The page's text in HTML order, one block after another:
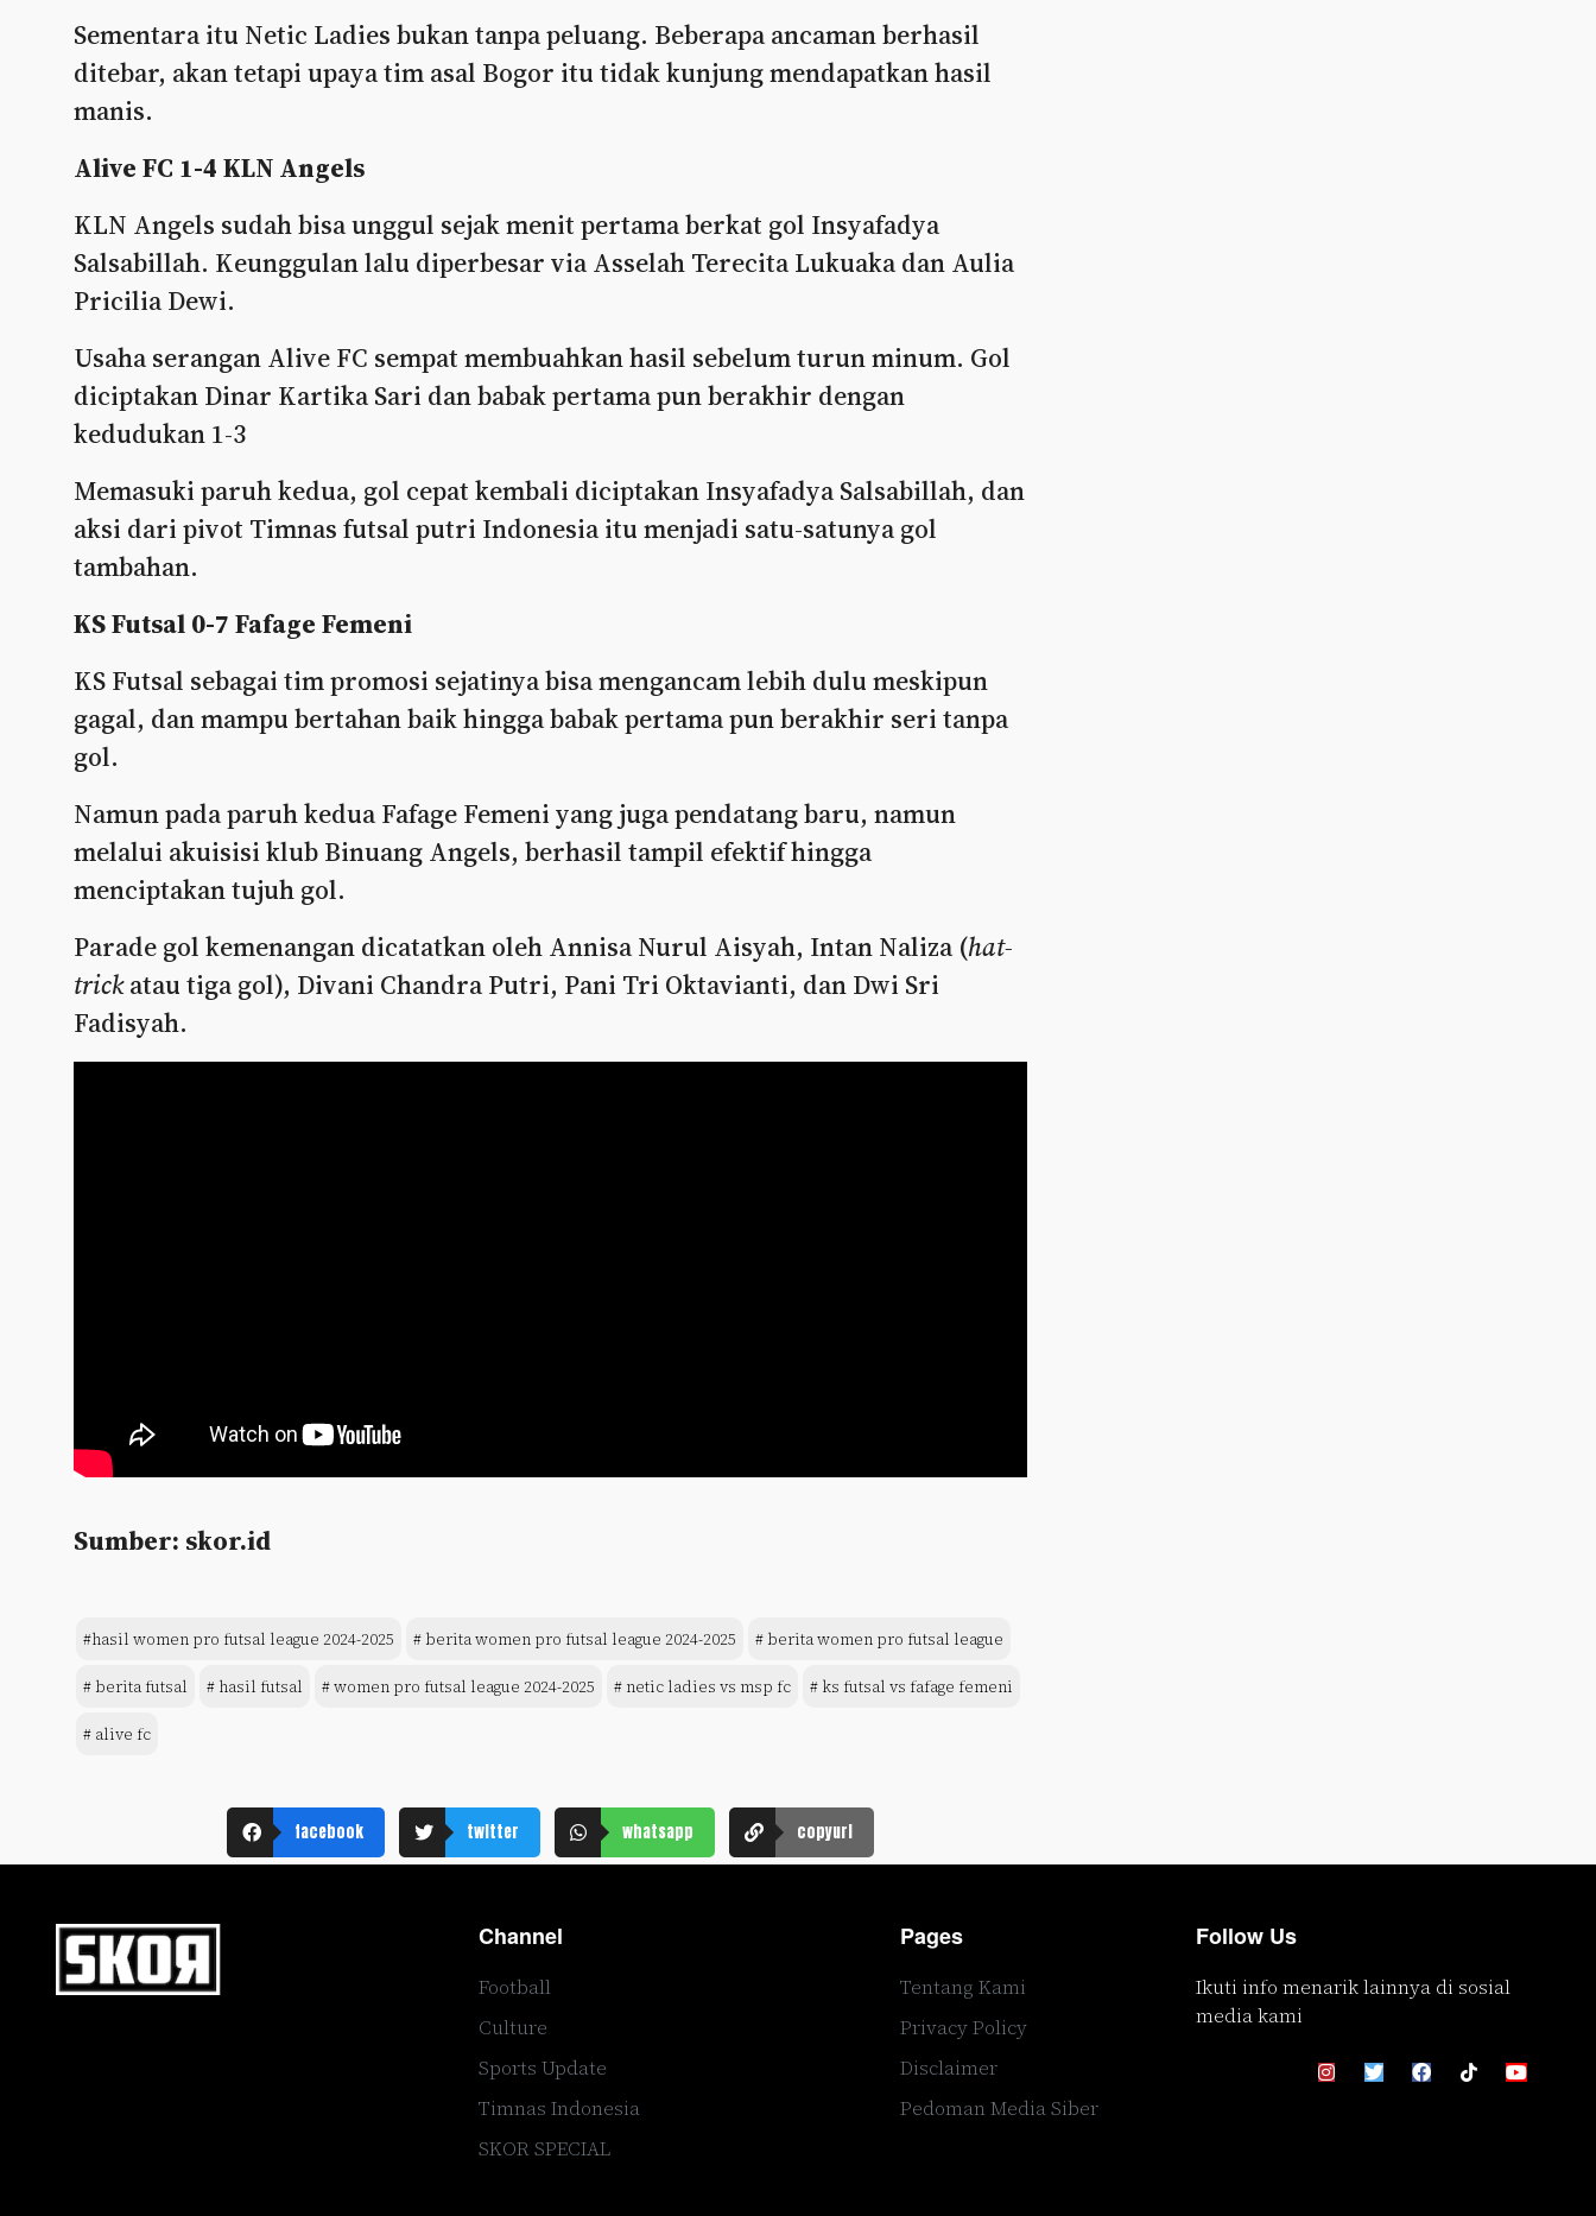
Sementara itu Netic Ladies bukan tanpa peluang. Beberapa ancaman berhasil
ditebar, akan tetapi upaya tim asal Bogor itu tidak kunjung mendapatkan hasil
manis.
Alive FC 1-4 KLN Angels
KLN Angels sudah bisa unggul sejak menit pertama berkat gol Insyafadya
Salsabillah. Keunggulan lalu diperbesar via Asselah Terecita Lukuaka dan Aulia
Pricilia Dewi.
Usaha serangan Alive FC sempat membuahkan hasil sebelum turun minum. Gol
diciptakan Dinar Kartika Sari dan babak pertama pun berakhir dengan
kedudukan 1-3
Memasuki paruh kedua, gol cepat kembali diciptakan Insyafadya Salsabillah, dan
aksi dari pivot Timnas futsal putri Indonesia itu menjadi satu-satunya gol
tambahan.
KS Futsal 0-7 Fafage Femeni
KS Futsal sebagai tim promosi sejatinya bisa mengancam lebih dulu meskipun
gagal, dan mampu bertahan baik hingga babak pertama pun berakhir seri tanpa
gol.
Namun pada paruh kedua Fafage Femeni yang juga pendatang baru, namun
melalui akuisisi klub Binuang Angels, berhasil tampil efektif hingga
menciptakan tujuh gol.
Parade gol kemenangan dicatatkan oleh Annisa Nurul Aisyah, Intan Naliza (hat-
trickatau tiga gol), Divani Chandra Putri, Pani Tri Oktavianti, dan Dwi Sri
Fadisyah.
Sumber: skor.id
#hasil women pro futsal league 2024-2025 # berita women pro futsal league 2024-2025 # berita women pro futsal league
# berita futsal # hasil futsal # women pro futsal league 2024-2025 # netic ladies vs msp fc # ks futsal vs fafage femeni
# alive fc
facebook twitter whatsapp copyurl
Channel
Football
Culture
Sports Update
Timnas Indonesia
SKOR SPECIAL
Pages
Tentang Kami
Privacy Policy
Disclaimer
Pedoman Media Siber
Follow Us
Ikuti info menarik lainnya di sosial
media kami